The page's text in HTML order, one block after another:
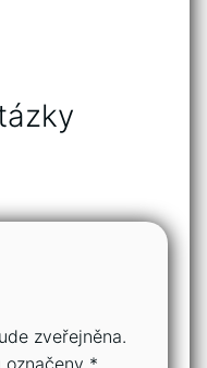
zveřejněna.